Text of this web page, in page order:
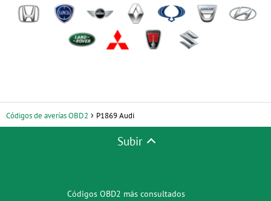
Códigos de averías OBD2 P1869 Audi
Subir
Códigos OBD2 más consultados